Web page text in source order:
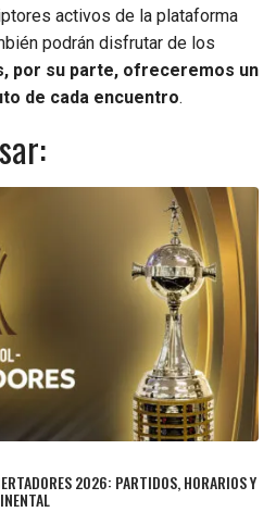
activos de la plataforma
podrán disfrutar de los
por su parte, ofreceremos un
de cada encuentro.
2026: PARTIDOS, HORARIOS Y